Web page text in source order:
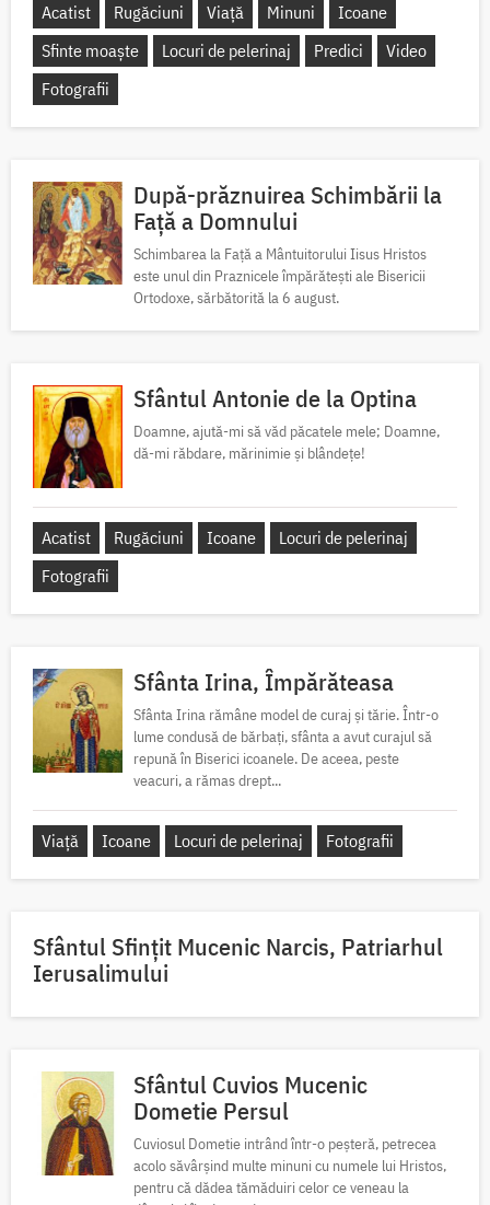
Acatist Rugăciuni Viață Minuni
Icoane
Sfinte moaște
Locuri de pelerinaj Predici
Video
Fotografii
După-prăznuirea Schimbării la
Față a Domnului
Schimbarea la Față a Mântuitorului Iisus Hristos
este unul din Praznicele împărătești ale Bisericii
Ortodoxe, sărbătorită la 6 august.
Sfântul Antonie de la Optina
Doamne, ajută-mi să văd păcatele mele; Doamne,
dă-mi răbdare, mărinimie şi blândeţe!
Acatist Rugăciuni Icoane
Locuri de pelerinaj
Fotografii
Sfânta Irina, Împărăteasa
Sfânta Irina rămâne model de curaj și tărie. Într-o
lume condusă de bărbați, sfânta a avut curajul să
repună în Biserici icoanele. De aceea, peste
veacuri, a rămas drept...
Viață Icoane Locuri de pelerinaj Fotografii
Sfântul Sfinţit Mucenic Narcis, Patriarhul
Ierusalimului
Sfântul Cuvios Mucenic
Dometie Persul
Cuviosul Dometie intrând într-o peșteră, petrecea
acolo săvârșind multe minuni cu numele lui Hristos,
pentru că dădea tămăduiri celor ce veneau la